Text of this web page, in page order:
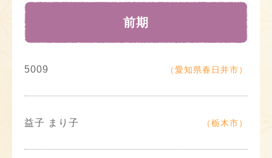
前期
5009 （愛知県春日井市）
益子 まり子 （栃木市）